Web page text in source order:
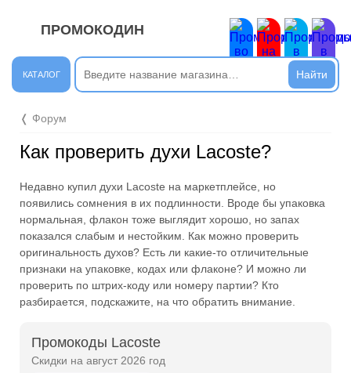
ПРОМОКОДИН
КАТАЛОГ
❬ Форум
Как проверить духи Lacoste?
Недавно купил духи Lacoste на маркетплейсе, но
появились сомнения в их подлинности. Вроде бы упаковка
нормальная, флакон тоже выглядит хорошо, но запах
показался слабым и нестойким. Как можно проверить
оригинальность духов? Есть ли какие-то отличительные
признаки на упаковке, кодах или флаконе? И можно ли
проверить по штрих-коду или номеру партии? Кто
разбирается, подскажите, на что обратить внимание.
Промокоды Lacoste
Скидки на август 2026 год
Новые сообщения ЗАКРЫТЬ
найдёте интересные новости.
Открыть полностью
Подпишись на наш ТГ-канал и получай свежие акции и
промокоды каждый день!
Открыть полностью
кто пополнили баланс своего мобильного телефона.
Открыть полностью